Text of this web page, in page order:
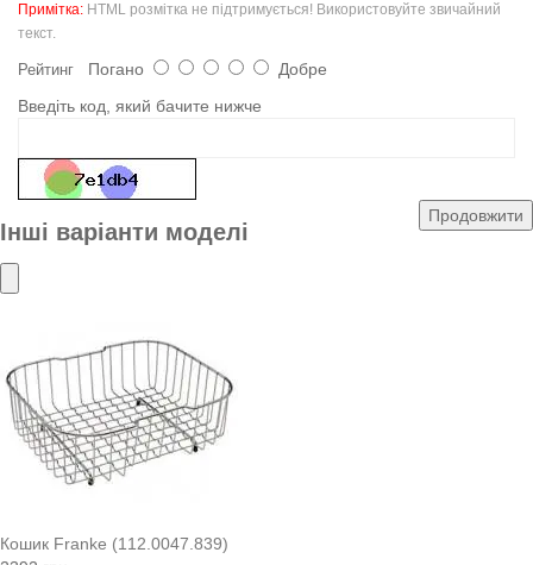
Примітка: HTML розмітка не підтримується! Використовуйте звичайний
текст.
Рейтинг Погано
Добре
Введіть код, який бачите нижче
Продовжити
Інші варіанти моделі
Кошик Franke (112.0047.839)